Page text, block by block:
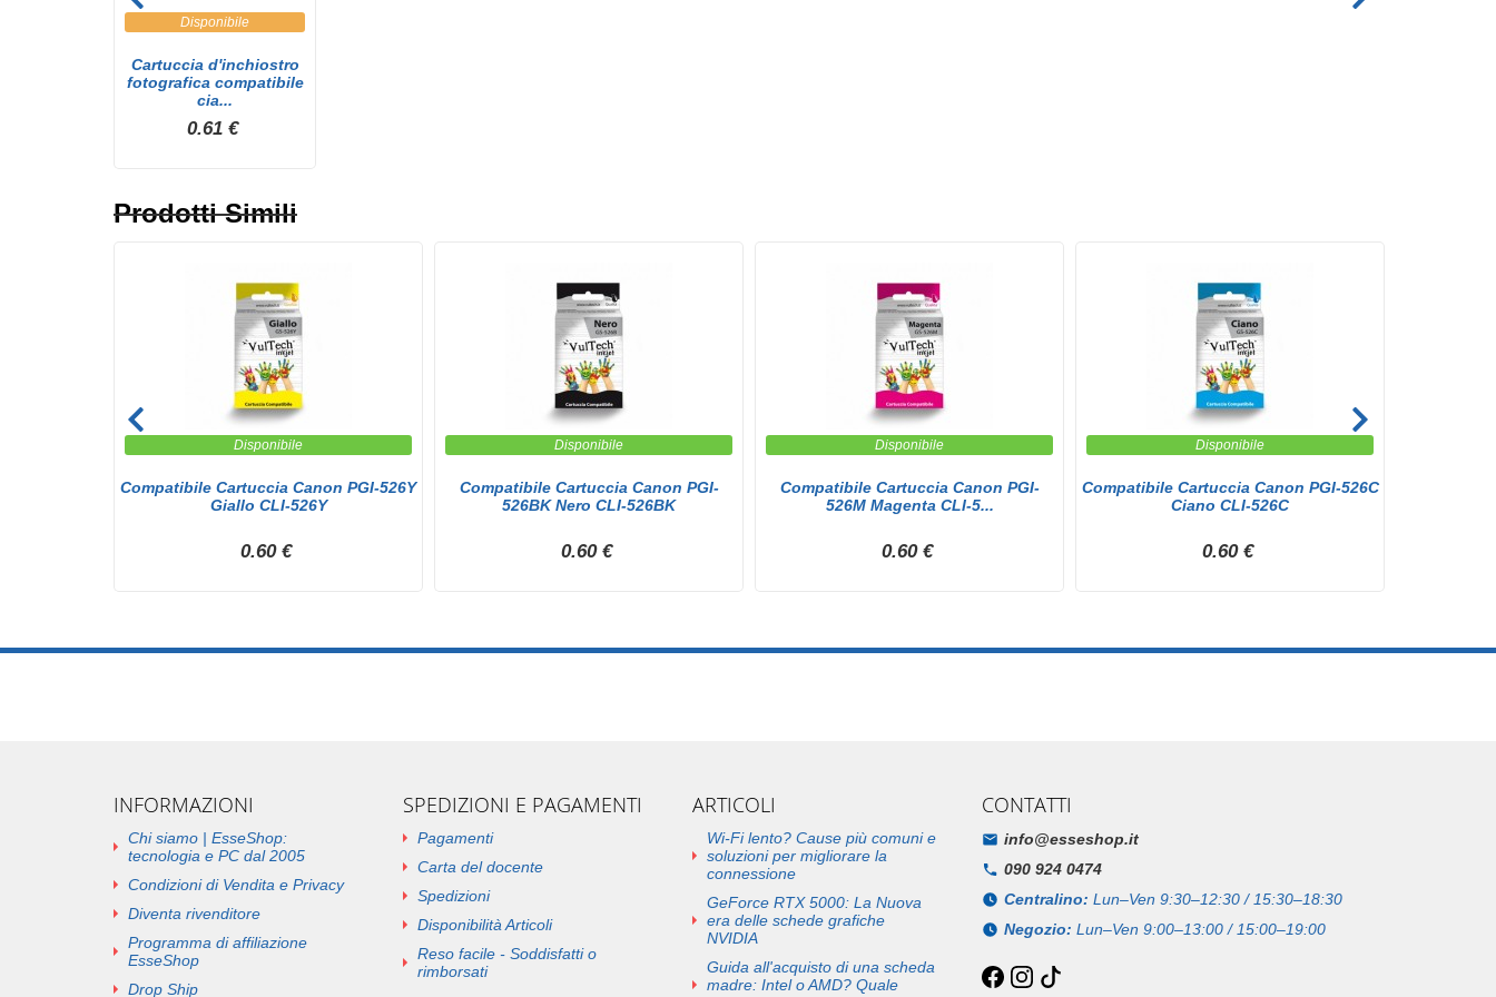
Disponibile
Cartuccia d'inchiostro
fotografica compatibile
cia...
0.61 €
Prodotti Simili
Disponibile
Compatibile Cartuccia Canon PGI-526Y
Giallo CLI-526Y
0.60 €
Disponibile
Compatibile Cartuccia Canon PGI-
526BK Nero CLI-526BK
0.60 €
Disponibile
Compatibile Cartuccia Canon PGI-
526M Magenta CLI-5...
0.60 €
Disponibile
Compatibile Cartuccia Canon PGI-526C
Ciano CLI-526C
0.60 €
INFORMAZIONI
Chi siamo | EsseShop:
tecnologia e PC dal 2005
Condizioni di Vendita e Privacy
Diventa rivenditore
Programma di affiliazione
EsseShop
Drop Ship
SPEDIZIONI E PAGAMENTI
Pagamenti
Carta del docente
Spedizioni
Disponibilità Articoli
Reso facile - Soddisfatti o
rimborsati
ARTICOLI
Wi-Fi lento? Cause più comuni e
soluzioni per migliorare la
connessione
GeForce RTX 5000: La Nuova
era delle schede grafiche
NVIDIA
Guida all'acquisto di una scheda
madre: Intel o AMD? Quale
CONTATTI
info@esseshop.it
090 924 0474
Centralino: Lun–Ven 9:30–12:30 / 15:30–18:30
Negozio: Lun–Ven 9:00–13:00 / 15:00–19:00